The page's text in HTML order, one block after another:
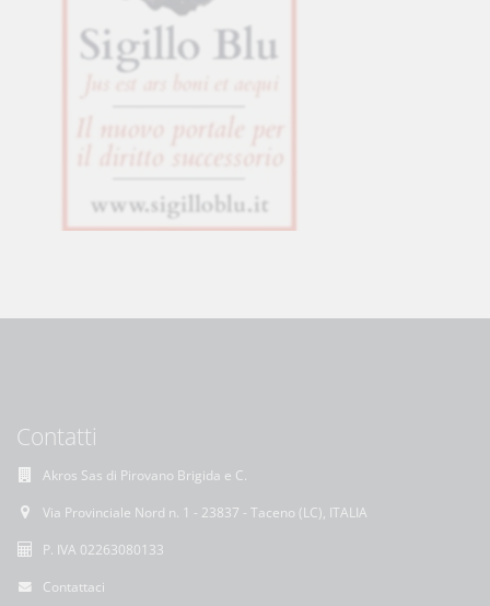
Contatti
Akros Sas di Pirovano Brigida e C.
Via Provinciale Nord n. 1 - 23837 - Taceno (LC), ITALIA
P. IVA 02263080133
Contattaci